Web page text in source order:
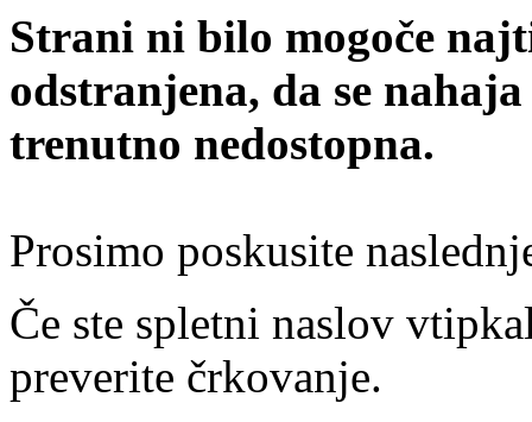
Strani ni bilo mogoče
odstranjena, da se
trenutno nedostopna.
Prosimo poskusite
Če ste spletni naslov
preverite črkovanje.